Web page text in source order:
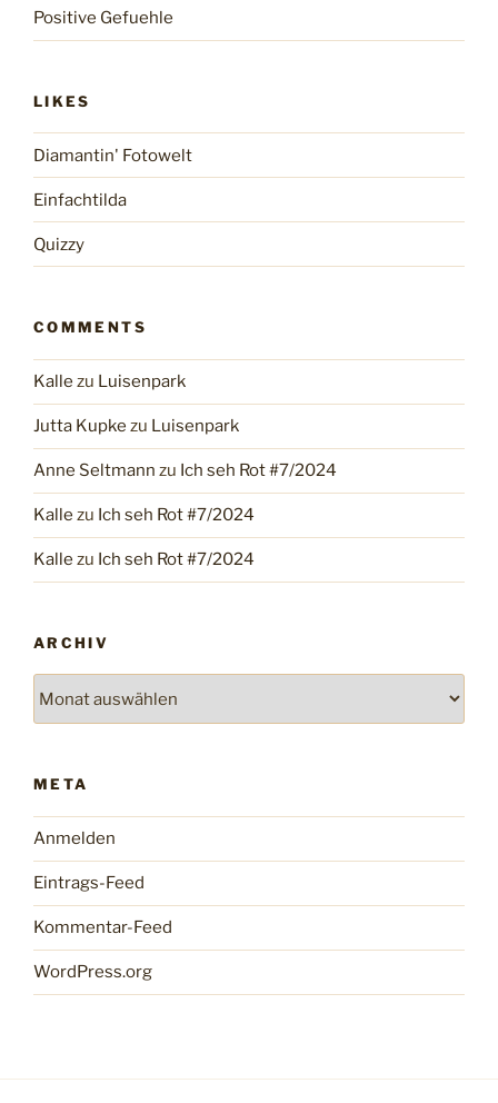
Positive Gefuehle
LIKES
Diamantin' Fotowelt
Einfachtilda
Quizzy
COMMENTS
Kalle zu Luisenpark
Jutta Kupke zu Luisenpark
Anne Seltmann zu Ich seh Rot #7/2024
Kalle zu Ich seh Rot #7/2024
Kalle zu Ich seh Rot #7/2024
ARCHIV
META
Anmelden
Eintrags-Feed
Kommentar-Feed
WordPress.org